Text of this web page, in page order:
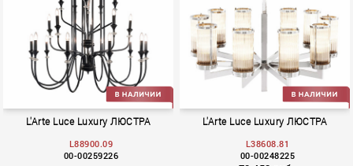
Gaccio Cielo
L'Arte Luce Luxury ЛЮСТРА
L88900.09
00-00259226
L'Arte Luce Luxury ЛЮСТРА
L38608.81
00-00248225